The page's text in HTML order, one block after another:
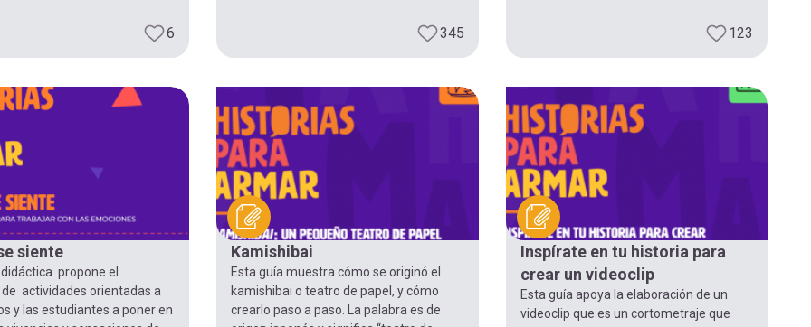
6 345 123
siente
propone el
actividades orientadas a
y las estudiantes a poner en
Kamishibai
Esta guía muestra cómo se originó el
kamishibai o teatro de papel, y cómo
crearlo paso a paso. La palabra es de
Inspírate en tu historia para
crear un videoclip
Esta guía apoya la elaboración de un
videoclip que es un cortometraje que